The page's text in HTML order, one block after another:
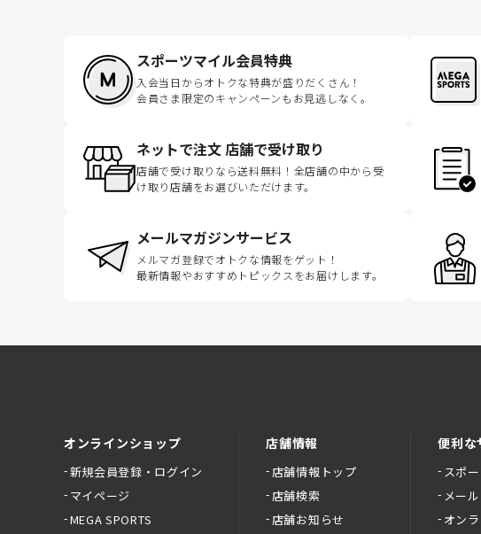
スポーツマイル会員特典
入会当日からオトクな特典が盛りだくさん！
会員さま限定のキャンペーンもお見逃しなく。
ネットで注文 店舗で受け取り
店舗で受け取りなら送料無料！全店舗の中から受
け取り店舗をお選びいただけます。
メールマガジンサービス
メルマガ登録でオトクな情報をゲット！
最新情報やおすすめトピックスをお届けします。
オンラインショップ
新規会員登録・ログイン
マイページ
MEGA SPORTS
店舗情報
店舗情報トップ
店舗検索
店舗お知らせ
便利な
スポ
メー
オン